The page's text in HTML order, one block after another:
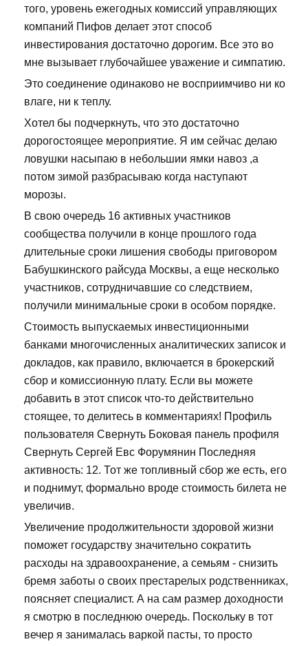
того, уровень ежегодных комиссий управляющих
компаний Пифов делает этот способ
инвестирования достаточно дорогим. Все это во
мне вызывает глубочайшее уважение и симпатию.
Это соединение одинаково не восприимчиво ни ко
влаге, ни к теплу.
Хотел бы подчеркнуть, что это достаточно
дорогостоящее мероприятие. Я им сейчас делаю
ловушки насыпаю в небольшии ямки навоз ,а
потом зимой разбрасываю когда наступают
морозы.
В свою очередь 16 активных участников
сообщества получили в конце прошлого года
длительные сроки лишения свободы приговором
Бабушкинского райсуда Москвы, а еще несколько
участников, сотрудничавшие со следствием,
получили минимальные сроки в особом порядке.
Стоимость выпускаемых инвестиционными
банками многочисленных аналитических записок и
докладов, как правило, включается в брокерский
сбор и комиссионную плату. Если вы можете
добавить в этот список что-то действительно
стоящее, то делитесь в комментариях! Профиль
пользователя Свернуть Боковая панель профиля
Свернуть Сергей Евс Форумянин Последняя
активность: 12. Тот же топливный сбор же есть, его
и поднимут, формально вроде стоимость билета не
увеличив.
Увеличение продолжительности здоровой жизни
поможет государству значительно сократить
расходы на здравоохранение, а семьям - снизить
бремя заботы о своих престарелых родственниках,
поясняет специалист. А на сам размер доходности
я смотрю в последнюю очередь. Поскольку в тот
вечер я занималась варкой пасты, то просто